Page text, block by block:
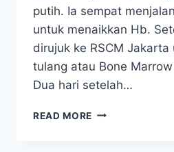
putih. Ia sempat
untuk menaikkan Hb.
dirujuk ke RSCM
tulang atau Bone
Dua hari setelah…
READ MORE ANAK